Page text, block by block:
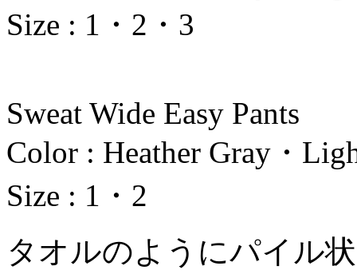
Size : 1・2・3
Sweat Wide Easy Pants
Color : Heather Gray・
Size : 1・2
タオルのようにパイル